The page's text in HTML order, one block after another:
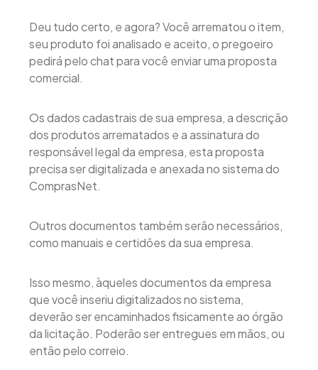
Deu tudo certo, e agora? Você arrematou o item,
seu produto foi analisado e aceito, o pregoeiro
pedirá pelo chat para você enviar uma proposta
comercial.
Os dados cadastrais de sua empresa, a descrição
dos produtos arrematados e a assinatura do
responsável legal da empresa, esta proposta
precisa ser digitalizada e anexada no sistema do
ComprasNet.
Outros documentos também serão necessários,
como manuais e certidões da sua empresa.
Isso mesmo, àqueles documentos da empresa
que você inseriu digitalizados no sistema,
deverão ser encaminhados fisicamente ao órgão
da licitação. Poderão ser entregues em mãos, ou
então pelo correio.